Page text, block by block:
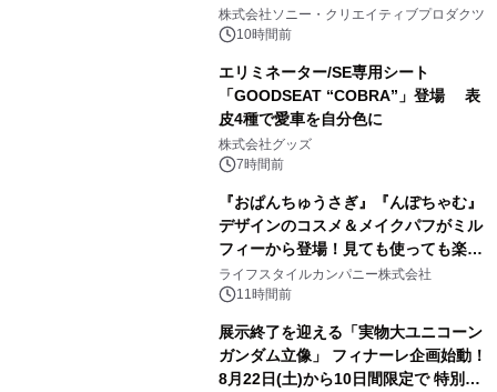
株式会社ソニー・クリエイティブプロダクツ
10時間前
エリミネーター/SE専用シート
「GOODSEAT “COBRA”」登場 表
皮4種で愛車を自分色に
株式会社グッズ
7時間前
『おぱんちゅうさぎ』『んぽちゃむ』
デザインのコスメ＆メイクパフがミル
フィーから登場！見ても使っても楽し
い、ポップでキュートなコレクショ
ン。
ライフスタイルカンパニー株式会社
11時間前
展示終了を迎える「実物大ユニコーン
ガンダム立像」 フィナーレ企画始動！
8月22日(土)から10日間限定で 特別映